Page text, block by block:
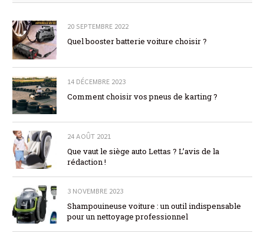
20 SEPTEMBRE 2022
Quel booster batterie voiture choisir ?
14 DÉCEMBRE 2023
Comment choisir vos pneus de karting ?
24 AOÛT 2021
Que vaut le siège auto Lettas ? L’avis de la
rédaction !
3 NOVEMBRE 2023
Shampouineuse voiture : un outil indispensable
pour un nettoyage professionnel